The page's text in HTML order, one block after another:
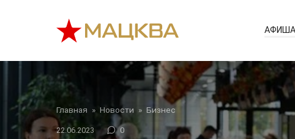
АФИША
Главная » Новости » Бизнес
22.06.2023 0